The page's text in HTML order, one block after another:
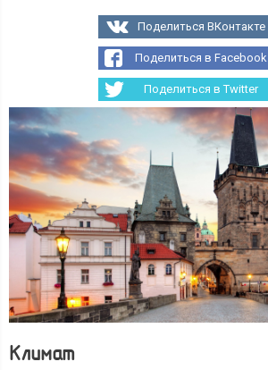
Поделиться ВКонтакте
Поделиться в Facebook
Поделиться в Twitter
Климат